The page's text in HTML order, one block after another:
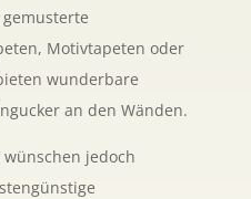
Motivtapeten oder
wunderbare
an den Wänden.
jedoch